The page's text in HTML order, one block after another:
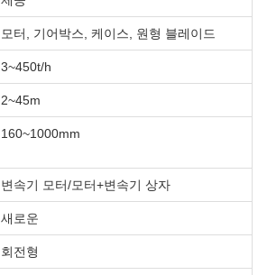
모터, 기어박스, 케이스, 원형 블레이드
3~450t/h
2~45m
160~1000mm
변속기 모터/모터+변속기 상자
새로운
회전형